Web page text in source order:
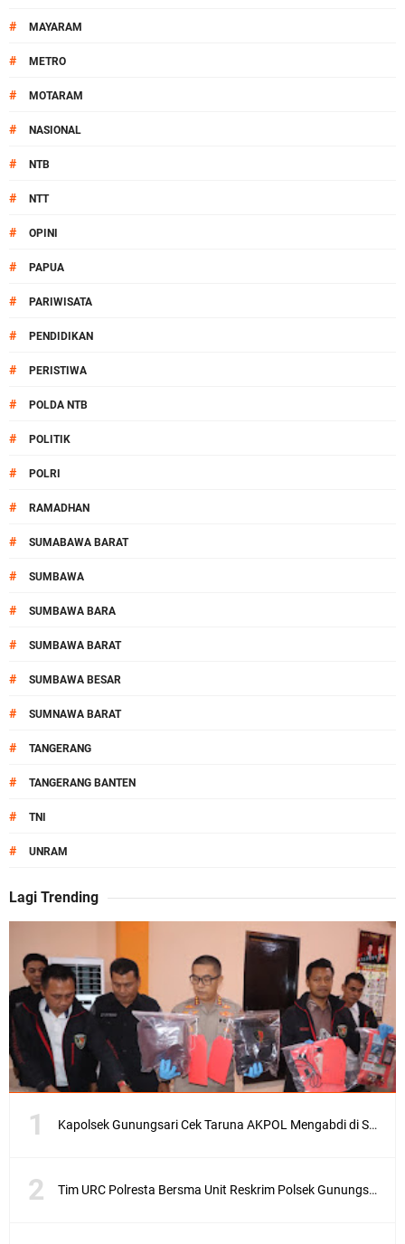
# MAYARAM
# METRO
# MOTARAM
# NASIONAL
# NTB
# NTT
# OPINI
# PAPUA
# PARIWISATA
# PENDIDIKAN
# PERISTIWA
# POLDA NTB
# POLITIK
# POLRI
# RAMADHAN
# SUMABAWA BARAT
# SUMBAWA
# SUMBAWA BARA
# SUMBAWA BARAT
# SUMBAWA BESAR
# SUMNAWA BARAT
# TANGERANG
# TANGERANG BANTEN
# TNI
# UNRAM
Lagi Trending
Kapolsek Gunungsari Cek Taruna AKPOL Mengabdi di SRD 4
Tim URC Polresta Bersma Unit Reskrim Polsek Gunungsari Tangkap Pelaku Curanmor